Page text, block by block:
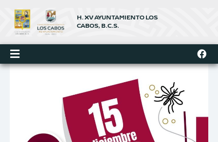
contenido
H. XV AYUNTAMIENTO LOS
CABOS, B.C.S.
F
a
c